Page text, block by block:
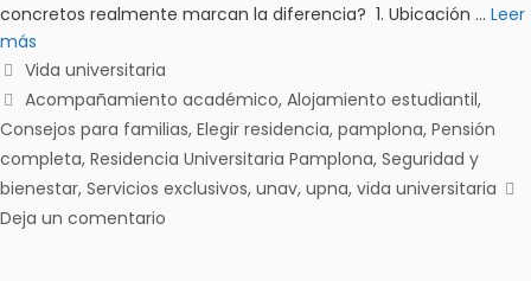
concretos realmente marcan la diferencia? 1. Ubicación … Leer
más
Vida universitaria
Acompañamiento académico,Alojamiento estudiantil,
Consejos para familias, Elegir residencia, pamplona, Pensión
completa, Residencia Universitaria Pamplona, Seguridad y
bienestar, Servicios exclusivos, unav, upna, vida universitaria
Deja un comentario